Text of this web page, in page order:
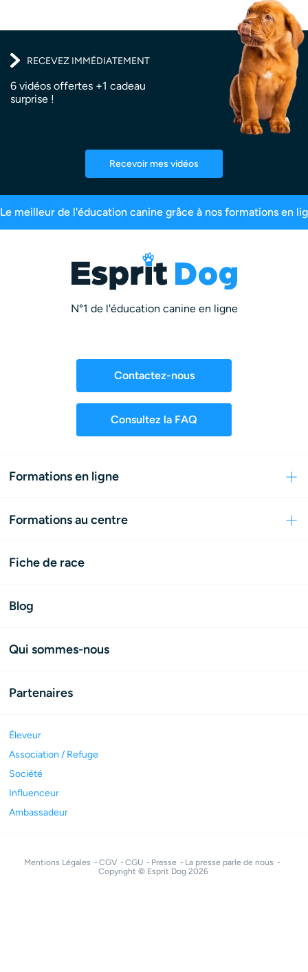
RECEVEZ IMMÉDIATEMENT
6 vidéos offertes +1 cadeau
surprise !
Recevoir mes vidéos
99,6% de satisfaction 2,5 millions d’abonnés
N°1 de l'éducation canine en ligne
Contactez-nous
Consultez la FAQ
Formations en ligne
Formations au centre
Fiche de race
Blog
Qui sommes-nous
Partenaires
Éleveur
Association / Refuge
Société
Influenceur
Ambassadeur
Mentions Légales CGV CGU Presse
La presse parle de nous
Copyright © Esprit Dog 2026